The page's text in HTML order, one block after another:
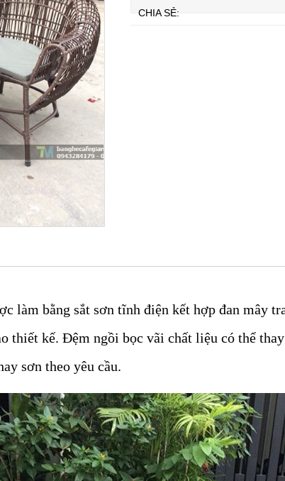
CHIA SẺ:
làm bằng sắt sơn tĩnh điện kết hợp đan mây
thiết kế. Đệm ngồi bọc vãi chất liệu có thể
sơn theo yêu cầu.